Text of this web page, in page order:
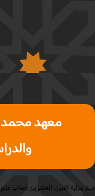
معهد محمد
القرن العشرين أصاب علم